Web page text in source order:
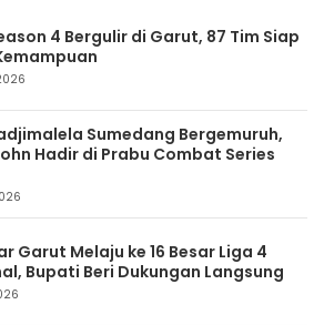
4 Bergulir di Garut, 87 Tim Siap
Sumedang Bergemuruh,
Hadir di Prabu Combat Series
Garut Melaju ke 16 Besar Liga 4
Bupati Beri Dukungan Langsung